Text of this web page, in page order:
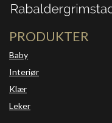
PRODUKTER
Baby
Interiør
Klær
Leker